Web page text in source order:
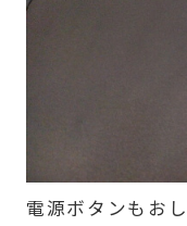
電源ボタンもお